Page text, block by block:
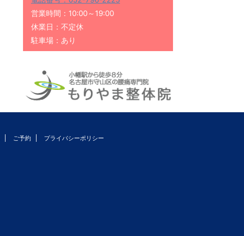
営業時間：10:00～19:00
休業日：不定休
駐車場：あり
ご予約 プライバシーポリシー